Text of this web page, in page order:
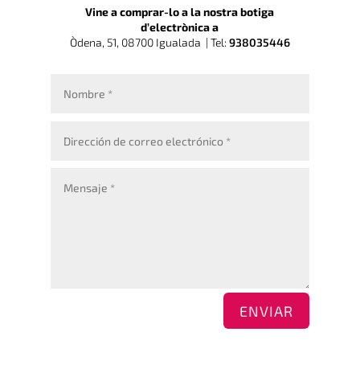
Vine a comprar-lo a la nostra botiga
d’electrònica a
Òdena, 51, 08700 Igualada | Tel: 938035446
ENVIAR